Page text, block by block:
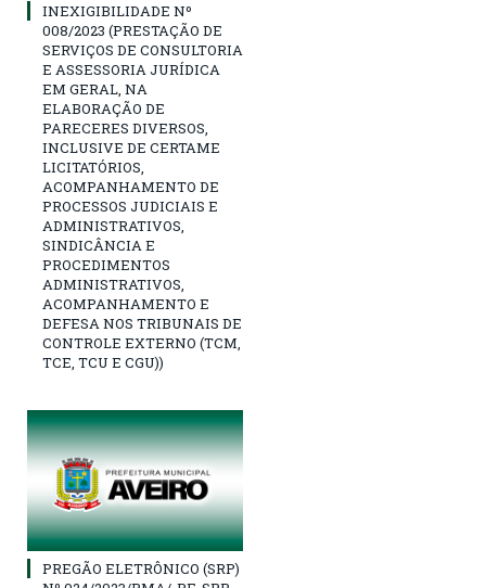
INEXIGIBILIDADE Nº
008/2023 (PRESTAÇÃO DE
SERVIÇOS DE CONSULTORIA
E ASSESSORIA JURÍDICA
EM GERAL, NA
ELABORAÇÃO DE
PARECERES DIVERSOS,
INCLUSIVE DE CERTAME
LICITATÓRIOS,
ACOMPANHAMENTO DE
PROCESSOS JUDICIAIS E
ADMINISTRATIVOS,
SINDICÂNCIA E
PROCEDIMENTOS
ADMINISTRATIVOS,
ACOMPANHAMENTO E
DEFESA NOS TRIBUNAIS DE
CONTROLE EXTERNO (TCM,
TCE, TCU E CGU))
PREGÃO ELETRÔNICO (SRP)